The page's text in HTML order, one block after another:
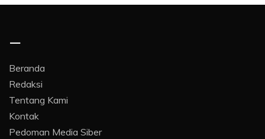
–
Beranda
Redaksi
Tentang Kami
Kontak
Pedoman Media Siber